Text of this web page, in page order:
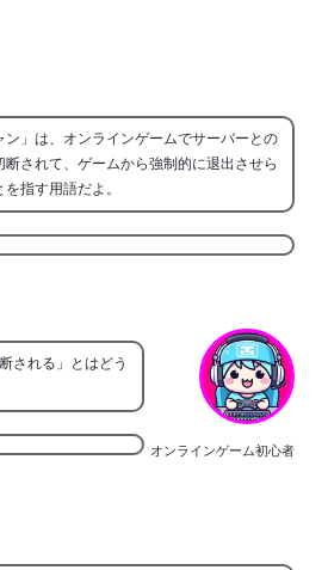
ン」は、オンラインゲームでサーバーとの
断されて、ゲームから強制的に退出させら
指す用語だよ。
オンラインゲーム初心者
される」とはどう